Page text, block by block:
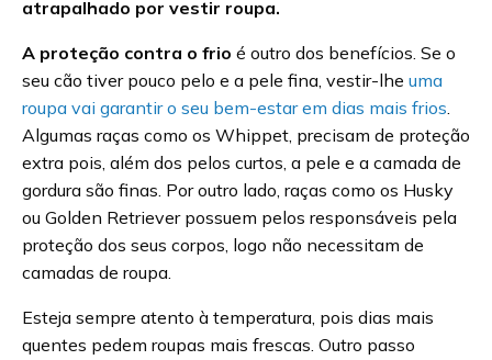
atrapalhado por vestir roupa.
A proteção contra o frio é outro dos benefícios. Se o
seu cão tiver pouco pelo e a pele fina, vestir-lhe uma
roupa vai garantir o seu bem-estar em dias mais frios.
Algumas raças como os Whippet, precisam de proteção
extra pois, além dos pelos curtos, a pele e a camada de
gordura são finas. Por outro lado, raças como os Husky
ou Golden Retriever possuem pelos responsáveis pela
proteção dos seus corpos, logo não necessitam de
camadas de roupa.
Esteja sempre atento à temperatura, pois dias mais
quentes pedem roupas mais frescas. Outro passo